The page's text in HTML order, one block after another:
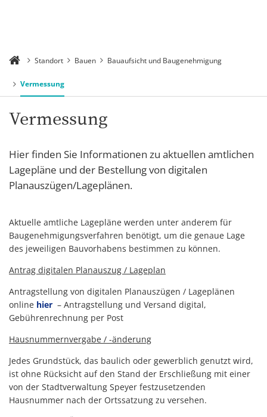
Standort Bauen Bauaufsicht und Baugenehmigung
Vermessung
Vermessung
Hier finden Sie Informationen zu aktuellen amtlichen
Lagepläne und der Bestellung von digitalen
Planauszügen/Lageplänen.
Aktuelle amtliche Lagepläne werden unter anderem für
Baugenehmigungsverfahren benötigt, um die genaue Lage
des jeweiligen Bauvorhabens bestimmen zu können.
Antrag digitalen Planauszug / Lageplan
Antragstellung von digitalen Planauszügen / Lageplänen
online hier – Antragstellung und Versand digital,
Gebührenrechnung per Post
Hausnummernvergabe / -änderung
Jedes Grundstück, das baulich oder gewerblich genutzt wird,
ist ohne Rücksicht auf den Stand der Erschließung mit einer
von der Stadtverwaltung Speyer festzusetzenden
Hausnummer nach der Ortssatzung zu versehen.